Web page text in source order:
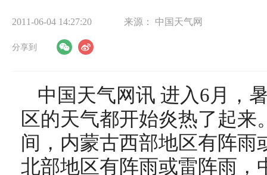
2011-06-04 14:27:20 来源： 中国天气网
分享到
中国天气网讯 进入6月，
区的天气都开始炎热了起
间，内蒙古西部地区有阵雨
北部地区有阵雨或雷阵雨，